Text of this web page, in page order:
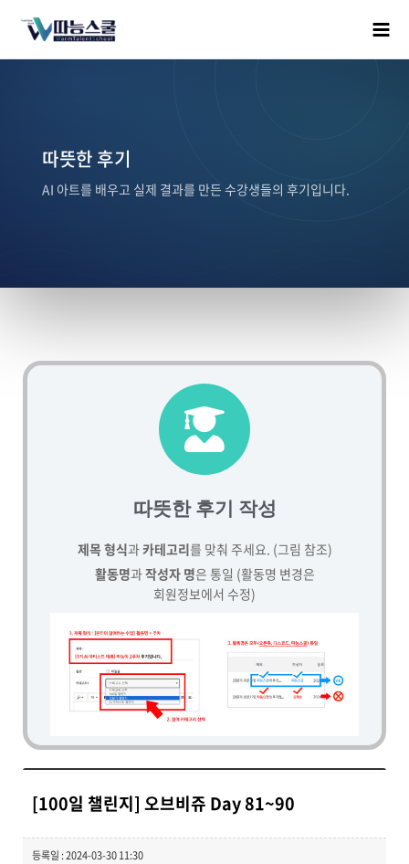
따뜻한 후기
AI 아트를 배우고 실제 결과를 만든 수강생들의 후기입니다.
따뜻한 후기 작성
제목 형식과카테고리를 맞춰 주세요. (그림 참조)
활동명과작성자 명은 통일 (활동명 변경은
회원정보에서 수정)
[100일 챌린지] 오브비쥬 Day 81~90
등록일 : 2024-03-30 11:30